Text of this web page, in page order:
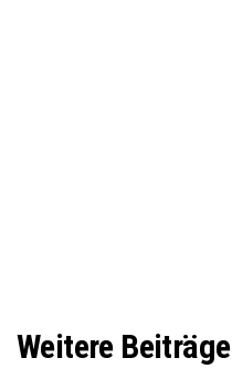
Weitere Beiträge